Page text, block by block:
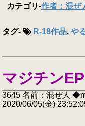
カテゴリ-作者：混
タグ- R-18作品, や
マジチン
3645 名前：混ぜ人
2020/06/05(金)